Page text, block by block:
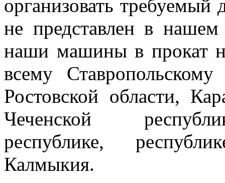
организовать требуемый
не представлен в
наши машины в прокат
всему
Ростовской области,
Чеченской
республике,
Калмыкия.